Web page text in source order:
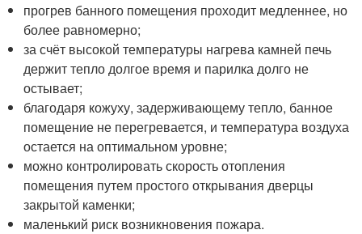
прогрев банного помещения проходит медленнее, но
более равномерно;
за счёт высокой температуры нагрева камней печь
держит тепло долгое время и парилка долго не
остывает;
благодаря кожуху, задерживающему тепло, банное
помещение не перегревается, и температура воздуха
остается на оптимальном уровне;
можно контролировать скорость отопления
помещения путем простого открывания дверцы
закрытой каменки;
маленький риск возникновения пожара.